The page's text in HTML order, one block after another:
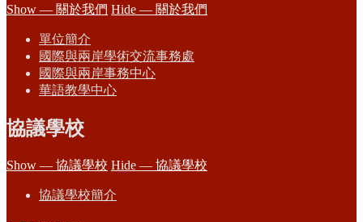
Show — 關於我們 Hide — 關於我們
單位簡介
國際與兩岸學術交流事務處
國際與兩岸事務中心
華語教學中心
協議學校
Show — 協議學校 Hide — 協議學校
協議學校簡介